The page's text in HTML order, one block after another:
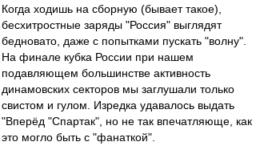
Когда ходишь на сборную (бывает такое),
бесхитростные заряды "Россия" выглядят
бедновато, даже с попытками пускать "волну".
На финале кубка России при нашем
подавляющем большинстве активность
динамовских секторов мы заглушали только
свистом и гулом. Изредка удавалось выдать
"Вперёд "Спартак", но не так впечатляюще, как
это могло быть с "фанаткой".